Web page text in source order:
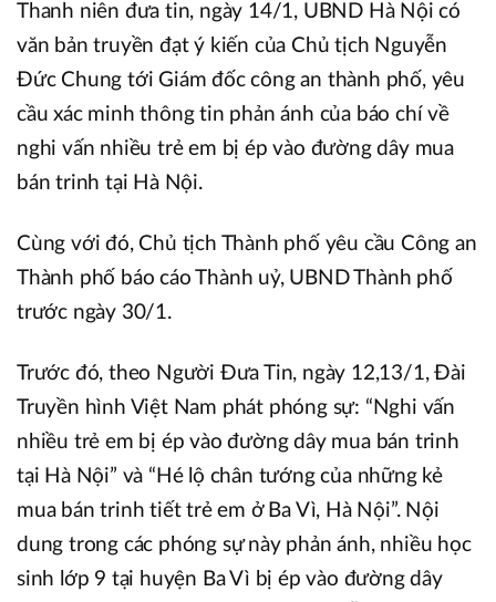
Thanh niên đưa tin, ngày 14/1, UBND Hà Nội có
văn bản truyền đạt ý kiến của Chủ tịch Nguyễn
Đức Chung tới Giám đốc công an thành phố, yêu
cầu xác minh thông tin phản ánh của báo chí về
nghi vấn nhiều trẻ em bị ép vào đường dây mua
bán trinh tại Hà Nội.
Cùng với đó, Chủ tịch Thành phố yêu cầu Công an
Thành phố báo cáo Thành uỷ, UBND Thành phố
trước ngày 30/1.
Trước đó, theo Người Đưa Tin, ngày 12,13/1, Đài
Truyền hình Việt Nam phát phóng sự: “Nghi vấn
nhiều trẻ em bị ép vào đường dây mua bán trinh
tại Hà Nội” và “Hé lộ chân tướng của những kẻ
mua bán trinh tiết trẻ em ở Ba Vì, Hà Nội”. Nội
dung trong các phóng sự này phản ánh, nhiều học
sinh lớp 9 tại huyện Ba Vì bị ép vào đường dây